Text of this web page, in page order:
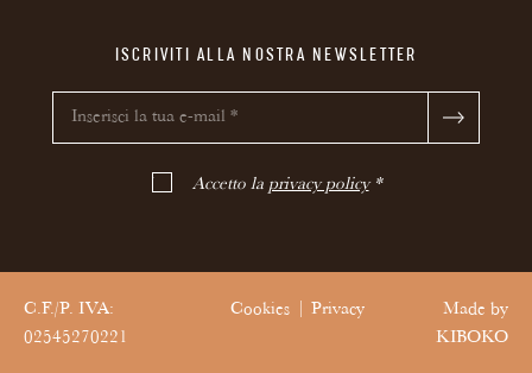
ISCRIVITI ALLA NOSTRA NEWSLETTER
Accetto la privacy policy*
C.F./P. IVA:
02545270221
Cookies Privacy
Made by
KIBOKO